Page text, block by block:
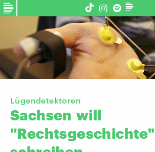
Lügendetektoren
Sachsen will
"Rechtsgeschichte"